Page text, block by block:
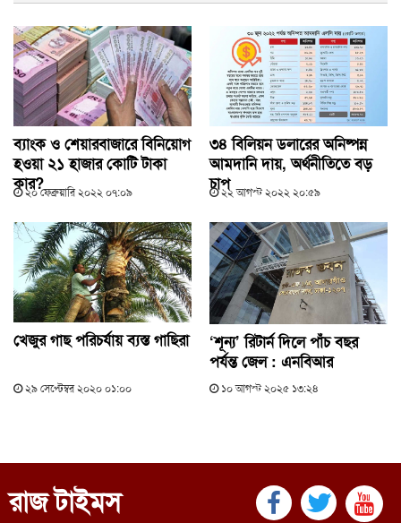
ব্যাংক ও শেয়ারবাজারে বিনিয়োগ
হওয়া ২১ হাজার কোটি টাকা
কার?
২০ ফেব্রুয়ারি ২০২২ ০৭:০৯
৩৪ বিলিয়ন ডলারের অনিষ্পন্ন
আমদানি দায়, অর্থনীতিতে বড়
চাপ২২ আগস্ট ২০২২ ২০:৫৯
খেজুর গাছ পরিচর্যায় ব্যস্ত গাছিরা
২৯ সেপ্টেম্বর ২০২০ ০১:০০
‘শূন্য’ রিটার্ন দিলে পাঁচ বছর
পর্যন্ত জেল : এনবিআর
১০ আগস্ট ২০২৫ ১৩:২৪
রাজ টাইমস